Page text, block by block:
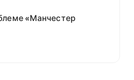
«Манчестер